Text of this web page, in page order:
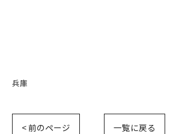
兵庫
< 前のページ 一覧に戻る